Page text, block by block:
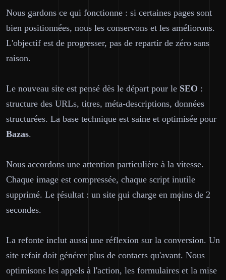
Nous gardons ce qui fonctionne : si certaines pages sont
bien positionnées, nous les conservons et les améliorons.
L'objectif est de progresser, pas de repartir de zéro sans
raison.
Le nouveau site est pensé dès le départ pour le SEO :
structure des URLs, titres, méta-descriptions, données
structurées. La base technique est saine et optimisée pour
Bazas.
Nous accordons une attention particulière à la vitesse.
Chaque image est compressée, chaque script inutile
supprimé. Le résultat : un site qui charge en moins de 2
secondes.
La refonte inclut aussi une réflexion sur la conversion. Un
site refait doit générer plus de contacts qu'avant. Nous
optimisons les appels à l'action, les formulaires et la mise